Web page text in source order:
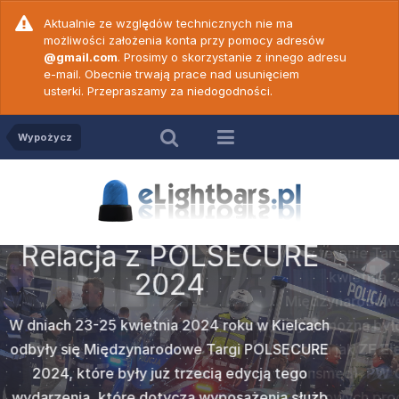
Aktualnie ze względów technicznych nie ma
możliwości założenia konta przy pomocy adresów
@gmail.com. Prosimy o skorzystanie z innego adresu
e-mail. Obecnie trwają prace nad usunięciem
usterki. Przepraszamy za niedogodności.
Wypożycz
18 -
N ver
jednym z
19 -
do
prawidłową
w Kielcach
tego
Relacja z POLSECURE
2023
Na terenie Targów Kielce w dniach 25-27
kwietnia 2023 roku odbyły się II
Międzynarodowe targi POLSECURE 2023na
których można było ujrzeć nowości u wystawców
takich jakZE Elektra,Federal Signal Vama
(Transmed),PW GametorazStrobos. Oprócz
ZE
Popularna
2000marki
wersji
PW
Nadszedł
Wam
Po